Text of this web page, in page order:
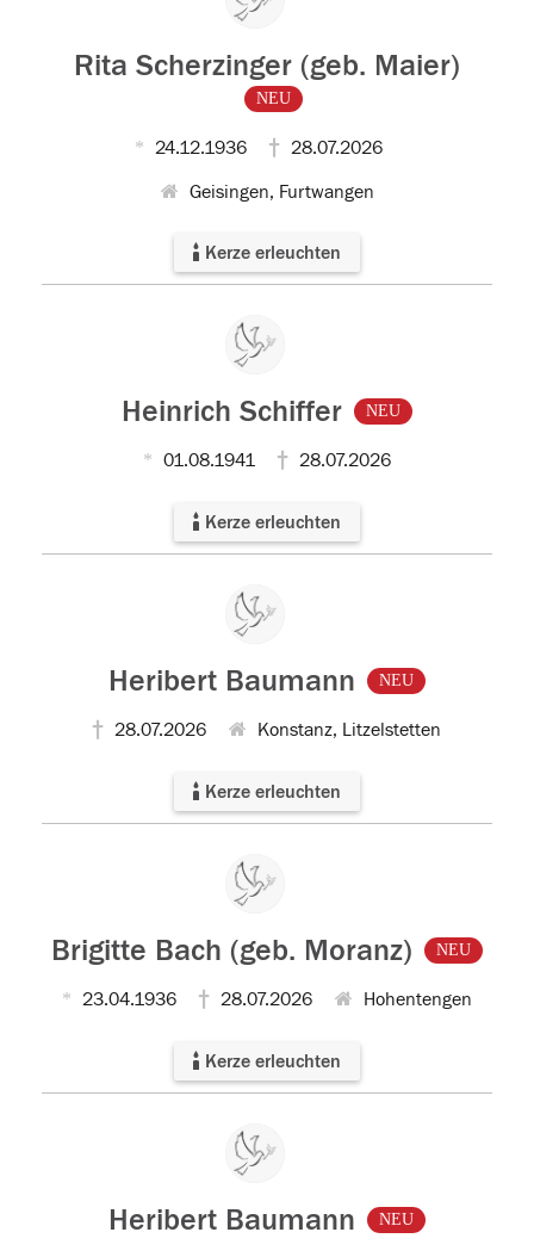
Rita Scherzinger (geb. Maier)
NEU
24.12.1936 28.07.2026
Geisingen, Furtwangen
Kerze erleuchten
Heinrich Schiffer NEU
01.08.1941 28.07.2026
Kerze erleuchten
Heribert Baumann NEU
28.07.2026 Konstanz, Litzelstetten
Kerze erleuchten
Brigitte Bach (geb. Moranz) NEU
23.04.1936 28.07.2026 Hohentengen
Kerze erleuchten
Heribert Baumann NEU